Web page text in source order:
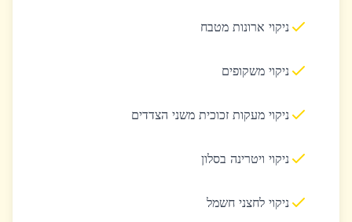
ניקוי ארונות מטבח
ניקוי משקופים
ניקוי מעקות זכוכית משני הצדדים
ניקוי ויטרינה בסלון
ניקוי לחצני חשמל